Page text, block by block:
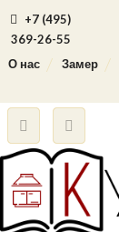
+7 (495)
369-26-55
О нас
Замер